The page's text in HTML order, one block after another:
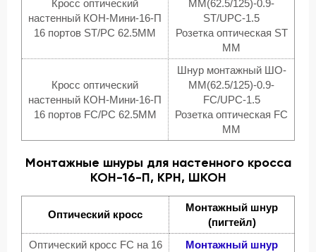
Кросс оптический
настенный КОН-Мини-16-П
16 портов ST/PC 62.5MM
MM(62.5/125)-0.9-
ST/UPC-1.5
Розетка оптическая ST
MM
Кросс оптический
настенный КОН-Мини-16-П
16 портов FC/PC 62.5MM
Шнур монтажный ШО-
MM(62.5/125)-0.9-
FC/UPC-1.5
Розетка оптическая FC
MM
Монтажные шнуры для настенного кросса
КОН-16-П, КРН, ШКОН
Оптический кросс
Монтажный шнур
(пигтейл)
Оптический кросс FC на 16
Монтажный шнур